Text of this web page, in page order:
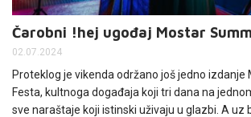
Čarobni !hej ugođaj Mostar
02.07.2024
Proteklog je vikenda održano još jedno izdanje Mostar Summer
Festa, kultnoga događaja koji tri dana na
sve naraštaje koji istinski uživaju u glazbi. A uz